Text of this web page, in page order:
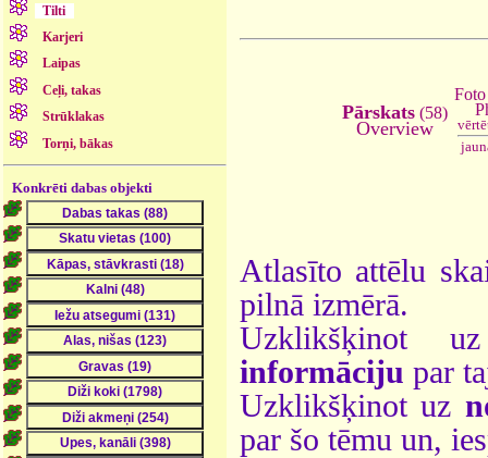
Tilti
Karjeri
Laipas
Ceļi, takas
Strūklakas
Torņi, bākas
Konkrēti dabas objekti
Pārskats (58)
Overview
Atlasīto attēlu
pilnā izmērā.
Uzklikšķinot
informāciju par
Uzklikšķinot uz
par šo tēmu un,